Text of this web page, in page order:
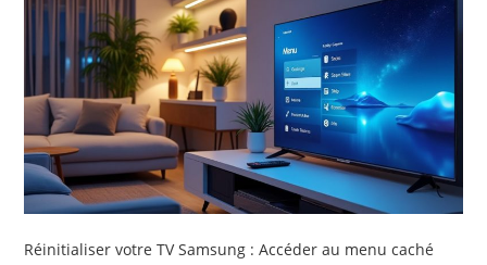
Réinitialiser votre TV Samsung : Accéder au menu caché